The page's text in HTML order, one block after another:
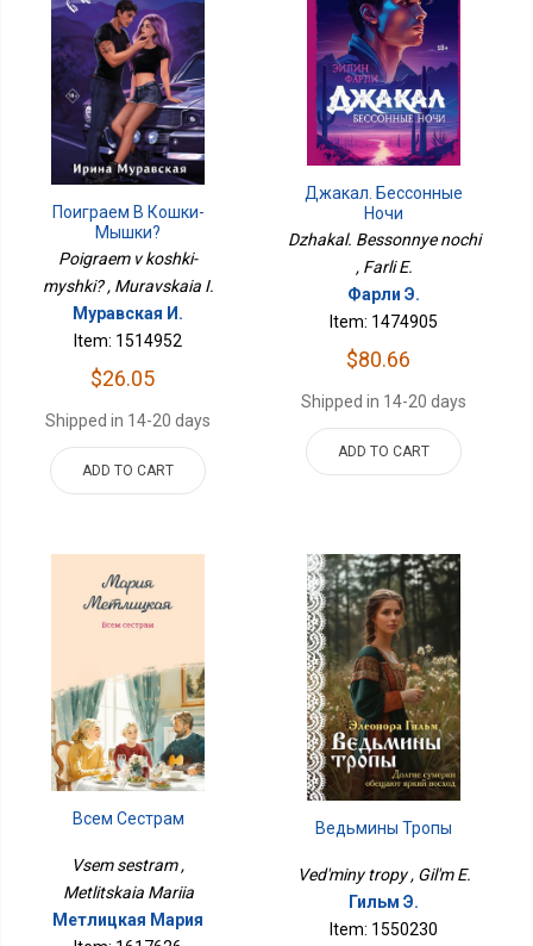
Поиграем В Кошки-
Мышки?
Poigraem v koshki-
myshki? , Muravskaia I.
Муравская И.
Item: 1514952
$26.05
Shipped in 14-20 days
ADD TO CART
Джакал. Бессонные
Ночи
Dzhakal. Bessonnye nochi
, Farli E.
Фарли Э.
Item: 1474905
$80.66
Shipped in 14-20 days
ADD TO CART
Всем Сестрам
Vsem sestram ,
Metlitskaia Mariia
Метлицкая Мария
Ведьмины Тропы
Ved'miny tropy , Gil'm E.
Гильм Э.
Item: 1550230